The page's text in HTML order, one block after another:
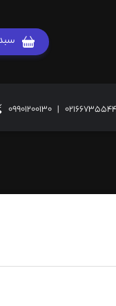
02166735544
|
09901200130